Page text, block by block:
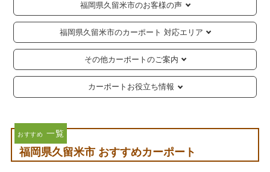
福岡県久留米市のお客様の声
福岡県久留米市のカーポート 対応エリア
その他カーポートのご案内
カーポートお役立ち情報
おすすめ 一覧
福岡県久留米市 おすすめカーポート